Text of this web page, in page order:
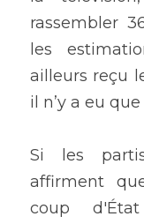
rassembler
les
ailleurs reçu
il n’y a eu
Si les
affirment
coup